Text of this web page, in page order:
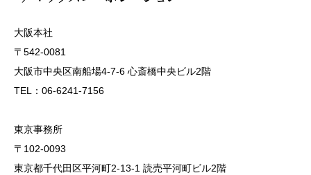
大阪本社
〒542-0081
大阪市中央区南船場4-7-6 心斎橋中央ビル2階
TEL：06-6241-7156
東京事務所
〒102-0093
東京都千代田区平河町2-13-1 読売平河町ビル2階